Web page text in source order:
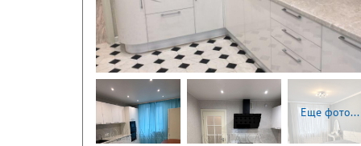
Еще фото...